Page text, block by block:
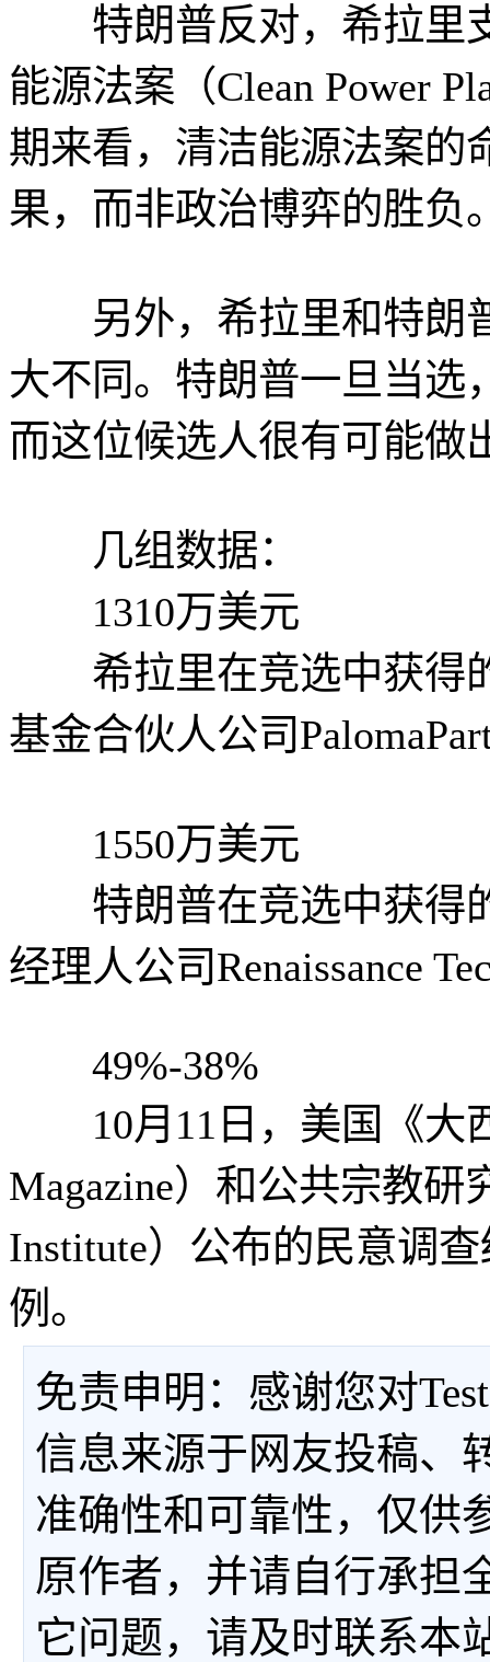
特朗普反对，希拉里
能源法案（Clean Power
期来看，清洁能源法案的
果，而非政治博弈的胜负
另外，希拉里和特朗
大不同。特朗普一旦当选
而这位候选人很有可能做
几组数据：
1310万美元
希拉里在竞选中获得
基金合伙人公司
1550万美元
特朗普在竞选中获得
经理人公司Renaissance
49%-38%
10月11日，美国《大
Magazine）和公共宗教研
Institute）公布的民意调
例。
免责申明：感谢您对
信息来源于网友投稿、
准确性和可靠性，仅供
原作者，并请自行承担
它问题，请及时联系本